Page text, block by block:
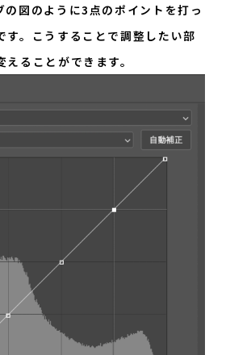
の図のように3点のポイントを打っ
す。こうすることで調整したい部
ることができます。